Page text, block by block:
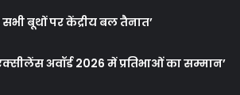
बूथों पर केंद्रीय बल तैनात’
अवॉर्ड 2026 में प्रतिभाओं का सम्मान’